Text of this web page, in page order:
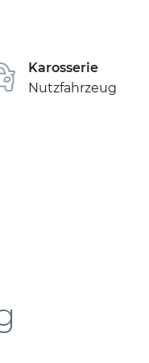
Karosserie
Nutzfahrzeug